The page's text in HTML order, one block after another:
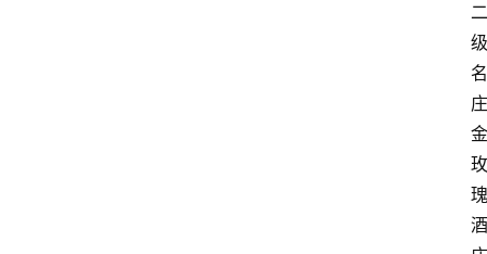
二
级
名
庄
金
玫
瑰
酒